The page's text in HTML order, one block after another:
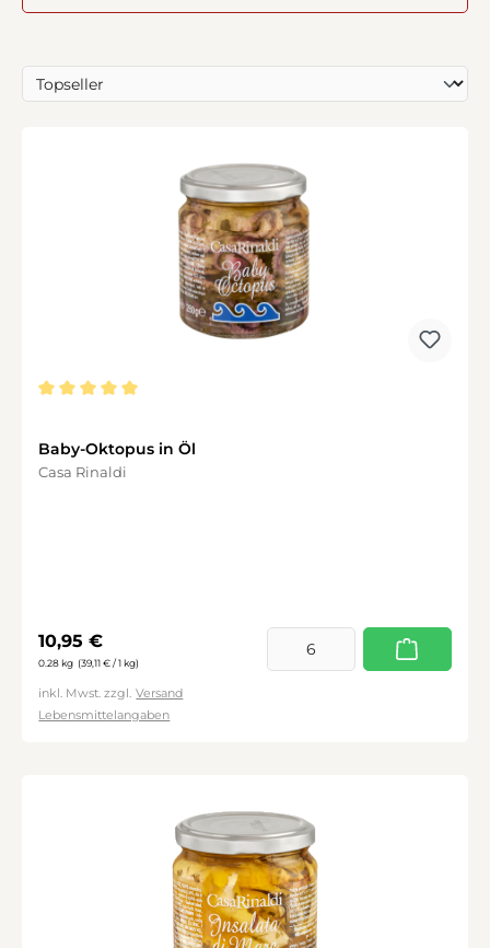
Baby-Oktopus in Öl
Casa Rinaldi
Regulärer Preis:
10,95 €
0.28 kg (39,11 € / 1 kg)
inkl. Mwst. zzgl. Versand
Lebensmittelangaben